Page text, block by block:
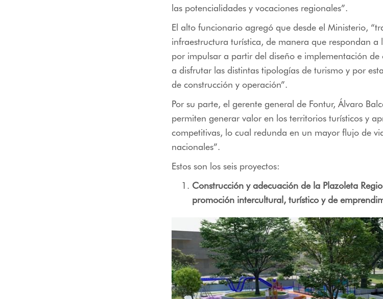
las potencialidades y vocaciones regionales”.
El alto funcionario agregó que desde el Ministerio,
infraestructura turística, de manera que respondan a
por impulsar a partir del diseño e implementación
a disfrutar las distintas tipologías de turismo y por
de construcción y operación”.
Por su parte, el gerente general de Fontur, Álvaro
permiten generar valor en los territorios turísticos y
competitivas, lo cual redunda en un mayor flujo de
nacionales”.
Estos son los seis proyectos:
Construcción y adecuación de la Plazoleta
promoción intercultural, turístico y de